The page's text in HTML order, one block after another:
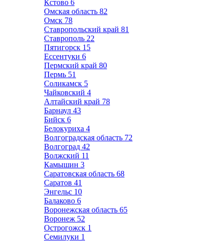
Кстово 6
Омская область 82
Омск 78
Ставропольский край 81
Ставрополь 22
Пятигорск 15
Ессентуки 6
Пермский край 80
Пермь 51
Соликамск 5
Чайковский 4
Алтайский край 78
Барнаул 43
Бийск 6
Белокуриха 4
Волгоградская область 72
Волгоград 42
Волжский 11
Камышин 3
Саратовская область 68
Саратов 41
Энгельс 10
Балаково 6
Воронежская область 65
Воронеж 52
Острогожск 1
Семилуки 1